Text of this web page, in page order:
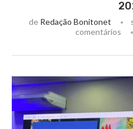
de Redação Bonitonet
comentários